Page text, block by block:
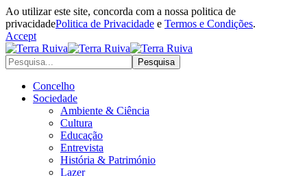
Ao utilizar este site, concorda com a nossa politica de
privacidadePolitica de Privacidade e Termos e Condições.
Accept
Concelho
Sociedade
Ambiente & Ciência
Cultura
Educação
Entrevista
História & Património
Lazer